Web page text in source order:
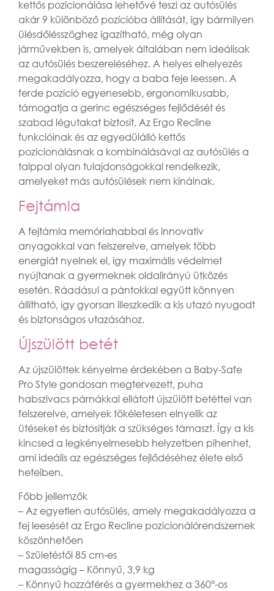
kettős pozicionálása lehetővé teszi az autósülés
akár 9 különböző pozícióba állítását, így bármilyen
ülésdőlésszöghez igazítható, még olyan
járművekben is, amelyek általában nem ideálisak
az autósülés beszereléséhez. A helyes elhelyezés
megakadályozza, hogy a baba feje leessen. A
ferde pozíció egyenesebb, ergonomikusabb,
támogatja a gerinc egészséges fejlődését és
szabad légutakat biztosít. Az Ergo Recline
funkcióinak és az egyedülálló kettős
pozicionálásnak a kombinálásával az autósülés a
talppal olyan tulajdonságokkal rendelkezik,
amelyeket más autósülések nem kínálnak.
Fejtámla
A fejtámla memóriahabbal és innovatív
anyagokkal van felszerelve, amelyek több
energiát nyelnek el, így maximális védelmet
nyújtanak a gyermeknek oldalirányú ütközés
esetén. Ráadásul a pántokkal együtt könnyen
állítható, így gyorsan illeszkedik a kis utazó nyugodt
és biztonságos utazásához.
Újszülött betét
Az újszülöttek kényelme érdekében a Baby-Safe
Pro Style gondosan megtervezett, puha
habszivacs párnákkal ellátott újszülött betéttel van
felszerelve, amelyek tökéletesen elnyelik az
ütéseket és biztosítják a szükséges támaszt. Így a kis
kincsed a legkényelmesebb helyzetben pihenhet,
ami ideális az egészséges fejlődéséhez élete első
heteiben.
Főbb jellemzők
– Az egyetlen autósülés, amely megakadályozza a
fej leesését az Ergo Recline pozicionálórendszernek
köszönhetően
– Születéstől 85 cm-es
magasságig – Könnyű, 3,9 kg
– Könnyű hozzáférés a gyermekhez a 360°-os